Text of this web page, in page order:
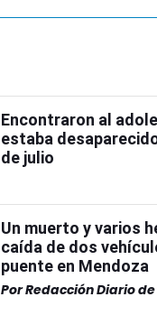
Encontraron al
estaba
de julio
Un muerto y varios
caída de dos
puente en Mendoza
PorRedacción Diario